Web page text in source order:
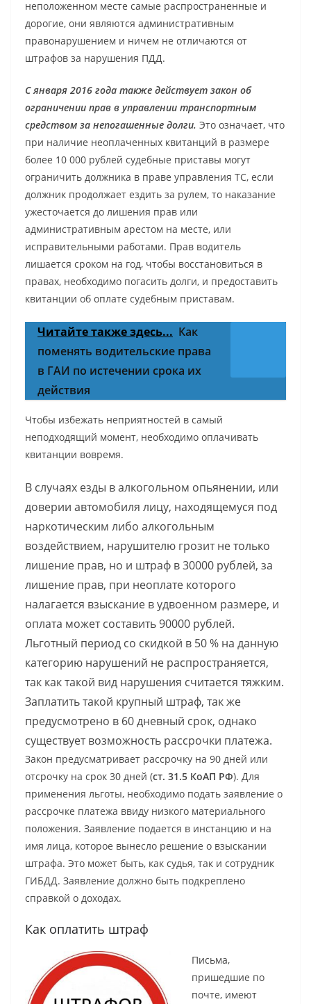
неположенном месте самые распространенные и
дорогие, они являются административным
правонарушением и ничем не отличаются от
штрафов за нарушения ПДД.
С января 2016 года также действует закон об
ограничении прав в управлении транспортным
средством за непогашенные долги. Это означает, что
при наличие неоплаченных квитанций в размере
более 10 000 рублей судебные приставы могут
ограничить должника в праве управления ТС, если
должник продолжает ездить за рулем, то наказание
ужесточается до лишения прав или
административным арестом на месте, или
исправительными работами. Прав водитель
лишается сроком на год, чтобы восстановиться в
правах, необходимо погасить долги, и предоставить
квитанции об оплате судебным приставам.
Читайте также здесь... Как
поменять водительские права
в ГАИ по истечении срока их
действия
Чтобы избежать неприятностей в самый
неподходящий момент, необходимо оплачивать
квитанции вовремя.
В случаях езды в алкогольном опьянении, или
доверии автомобиля лицу, находящемуся под
наркотическим либо алкогольным
воздействием, нарушителю грозит не только
лишение прав, но и штраф в 30000 рублей, за
лишение прав, при неоплате которого
налагается взыскание в удвоенном размере, и
оплата может составить 90000 рублей.
Льготный период со скидкой в 50 % на данную
категорию нарушений не распространяется,
так как такой вид нарушения считается тяжким.
Заплатить такой крупный штраф, так же
предусмотрено в 60 дневный срок, однако
существует возможность рассрочки платежа.
Закон предусматривает рассрочку на 90 дней или
отсрочку на срок 30 дней (ст. 31.5 КоАП РФ). Для
применения льготы, необходимо подать заявление о
рассрочке платежа ввиду низкого материального
положения. Заявление подается в инстанцию и на
имя лица, которое вынесло решение о взыскании
штрафа. Это может быть, как судья, так и сотрудник
ГИБДД. Заявление должно быть подкреплено
справкой о доходах.
Как оплатить штраф
Письма,
пришедшие по
почте, имеют